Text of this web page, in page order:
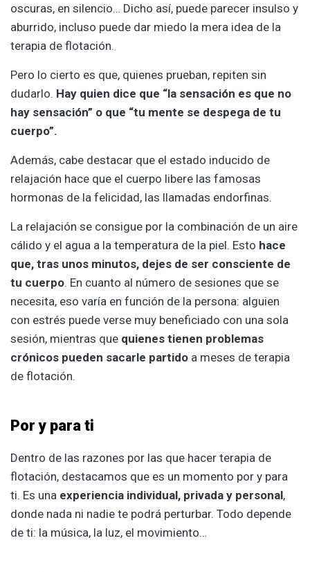
oscuras, en silencio… Dicho así, puede parecer insulso y
aburrido, incluso puede dar miedo la mera idea de la
terapia de flotación.
Pero lo cierto es que, quienes prueban, repiten sin
dudarlo. Hay quien dice que “la sensación es que no
hay sensación” o que “tu mente se despega de tu
cuerpo”.
Además, cabe destacar que el estado inducido de
relajación hace que el cuerpo libere las famosas
hormonas de la felicidad, las llamadas endorfinas.
La relajación se consigue por la combinación de un aire
cálido y el agua a la temperatura de la piel. Esto hace
que, tras unos minutos, dejes de ser consciente de
tu cuerpo. En cuanto al número de sesiones que se
necesita, eso varía en función de la persona: alguien
con estrés puede verse muy beneficiado con una sola
sesión, mientras que quienes tienen problemas
crónicos pueden sacarle partido a meses de terapia
de flotación.
Por y para ti
Dentro de las razones por las que hacer terapia de
flotación, destacamos que es un momento por y para
ti. Es una experiencia individual, privada y personal,
donde nada ni nadie te podrá perturbar. Todo depende
de ti: la música, la luz, el movimiento…